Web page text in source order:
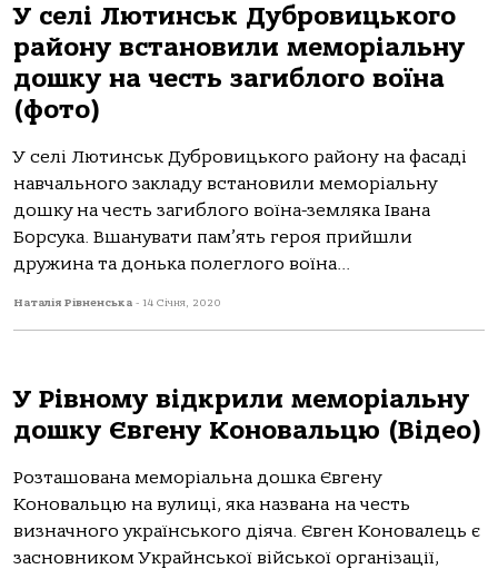
У селі Лютинськ Дубровицького
району встановили меморіальну
дошку на честь загиблого воїна
(фото)
У селі Лютинськ Дубровицького району на фасаді
навчального закладу встановили меморіальну
дошку на честь загиблого воїна-земляка Івана
Борсука. Вшанувати пам’ять героя прийшли
дружина та донька полеглого воїна...
Наталія Рівненська - 14 Січня, 2020
У Рівному відкрили меморіальну
дошку Євгену Коновальцю (Відео)
Розташована меморіальна дошка Євгену
Коновальцю на вулиці, яка названа на честь
визначного українського діяча. Євген Коновалець є
засновником Украйнської війської організації,